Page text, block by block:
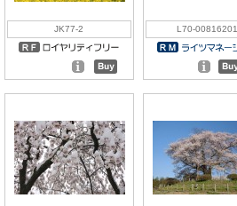
JK77-2 L70-00816201